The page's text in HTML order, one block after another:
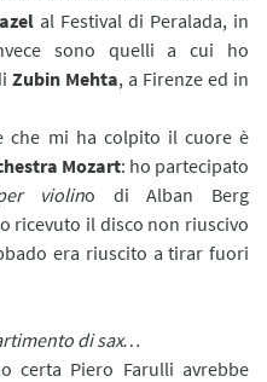
al Festival di Peralada, in
sono quelli a cui ho
Zubin Mehta, a Firenze ed in
che mi ha colpito il cuore è
Mozart: ho partecipato
violino di Alban Berg
ricevuto il disco non riuscivo
era riuscito a tirar fuori
di sax…
certa Piero Farulli avrebbe